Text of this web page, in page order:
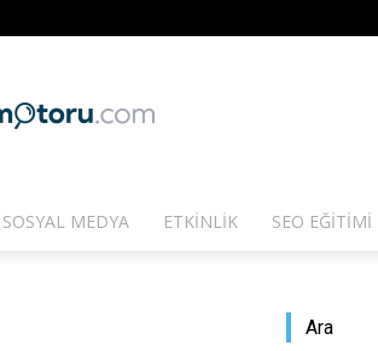
Arama
SOSYAL MEDYA ETKINLIK SEO EĞITIMI
Ara